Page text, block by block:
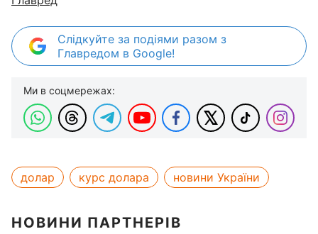
Слідкуйте за подіями разом з
Главредом в Google!
Ми в соцмережах:
долар курс долара новини України
НОВИНИ ПАРТНЕРІВ